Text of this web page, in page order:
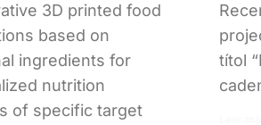
3D printed food
based on
ingredients for
nutrition
of specific target
títol